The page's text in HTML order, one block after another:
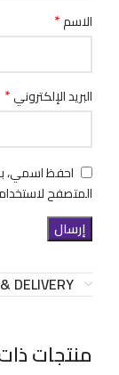
الاسم*
البريد الإلكتروني*
احفظ اسمي،
المتصفح
DELIVERY
منتجات